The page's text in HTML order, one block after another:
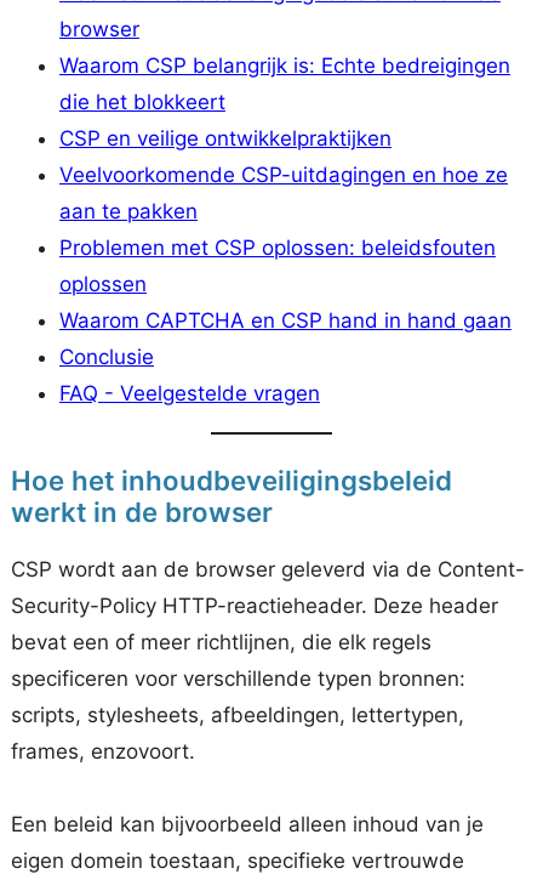
browser
Waarom CSP belangrijk is: Echte bedreigingen
die het blokkeert
CSP en veilige ontwikkelpraktijken
Veelvoorkomende CSP-uitdagingen en hoe ze
aan te pakken
Problemen met CSP oplossen: beleidsfouten
oplossen
Waarom CAPTCHA en CSP hand in hand gaan
Conclusie
FAQ - Veelgestelde vragen
Hoe het inhoudbeveiligingsbeleid
werkt in de browser
CSP wordt aan de browser geleverd via de Content-
Security-Policy HTTP-reactieheader. Deze header
bevat een of meer richtlijnen, die elk regels
specificeren voor verschillende typen bronnen:
scripts, stylesheets, afbeeldingen, lettertypen,
frames, enzovoort.
Een beleid kan bijvoorbeeld alleen inhoud van je
eigen domein toestaan, specifieke vertrouwde